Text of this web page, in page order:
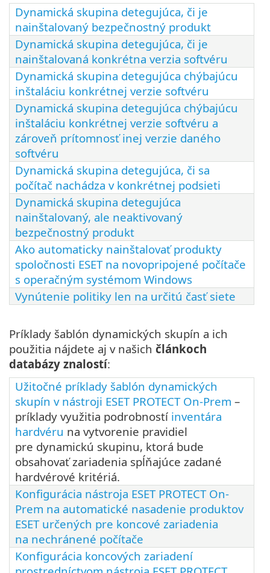
Dynamická skupina detegujúca, či je
nainštalovaný bezpečnostný produkt
Dynamická skupina detegujúca, či je
nainštalovaná konkrétna verzia softvéru
Dynamická skupina detegujúca chýbajúcu
inštaláciu konkrétnej verzie softvéru
Dynamická skupina detegujúca chýbajúcu
inštaláciu konkrétnej verzie softvéru a
zároveň prítomnosť inej verzie daného
softvéru
Dynamická skupina detegujúca, či sa
počítač nachádza v konkrétnej podsieti
Dynamická skupina detegujúca
nainštalovaný, ale neaktivovaný
bezpečnostný produkt
Ako automaticky nainštalovať produkty
spoločnosti ESET na novopripojené počítače
s operačným systémom Windows
Vynútenie politiky len na určitú časť siete
Príklady šablón dynamických skupín a ich
použitia nájdete aj v našich článkoch
databázy znalostí:
Užitočné príklady šablón dynamických
skupín v nástroji ESET PROTECT On-Prem –
príklady využitia podrobností inventára
hardvéru na vytvorenie pravidiel
pre dynamickú skupinu, ktorá bude
obsahovať zariadenia spĺňajúce zadané
hardvérové kritériá.
Konfigurácia nástroja ESET PROTECT On-
Prem na automatické nasadenie produktov
ESET určených pre koncové zariadenia
na nechránené počítače
Konfigurácia koncových zariadení